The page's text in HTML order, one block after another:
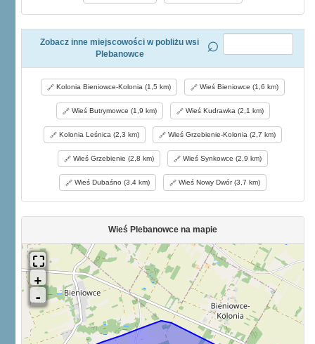
Zobacz inne miejscowości w pobliżu wsi
Plebanowce
Kolonia Bieniowce-Kolonia (1,5 km) Wieś Bieniowce (1,6 km)
Wieś Butrymowce (1,9 km) Wieś Kudrawka (2,1 km)
Kolonia Leśnica (2,3 km) Wieś Grzebienie-Kolonia (2,7 km)
Wieś Grzebienie (2,8 km) Wieś Synkowce (2,9 km)
Wieś Dubaśno (3,4 km) Wieś Nowy Dwór (3,7 km)
Wieś Plebanowce na mapie